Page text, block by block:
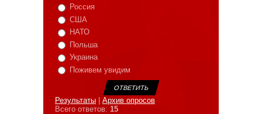
Россия
США
НАТО
Польша
Украина
Поживем увидим
Результаты
Архив опросов
Всего ответов: 15